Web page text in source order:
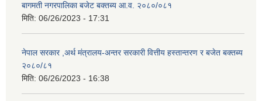
बागमती नगरपालिका बजेट बक्तब्य आ.व. २०८०/०८१
मिति: 06/26/2023 - 17:31
नेपाल सरकार ,अर्थ मंत्रालय-अन्तर सरकारी वित्तीय हस्तान्तरण र बजेत बक्तब्य
२०८०/८१
मिति: 06/26/2023 - 16:38